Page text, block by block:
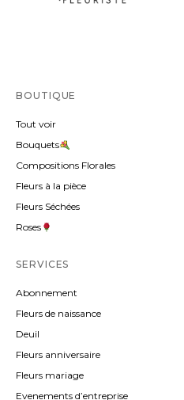
BOUTIQUE
Tout voir
Bouquets
Compositions Florales
Fleurs à la pièce
Fleurs Séchées
Roses
SERVICES
Abonnement
Fleurs de naissance
Deuil
Fleurs anniversaire
Fleurs mariage
Evenements d’entreprise